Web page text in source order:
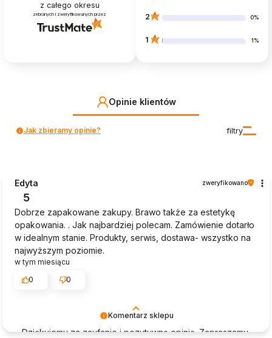
z całego okresu
zebranych i zweryfikowanych przez 2 0%
1 1%
Opinie klientów
filtry
Jak zbieramy opinie?
Komentarz sklepu
Dziękujemy za zaufanie i pozytywną opinię. Zapraszamy
Edyta zweryfikowano
5
Dobrze zapakowane zakupy. Brawo także za estetykę
opakowania. . Jak najbardziej polecam. Zamówienie dotarło
w idealnym stanie. Produkty, serwis, dostawa- wszystko na
najwyższym poziomie.
w tym miesiącu
0
0